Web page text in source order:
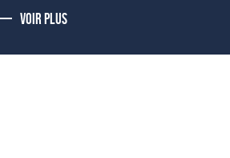
VOIR PLUS